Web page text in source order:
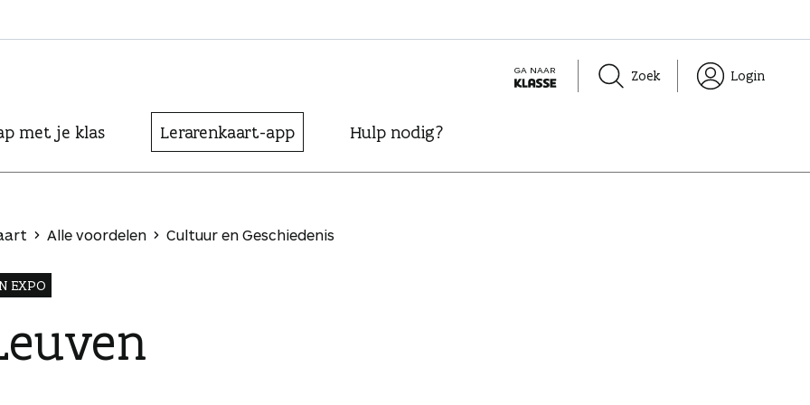
GA NAAR Zoek Login
met je klas Lerarenkaart-app Hulp nodig?
Alle voordelen Cultuur en Geschiedenis
EXPO